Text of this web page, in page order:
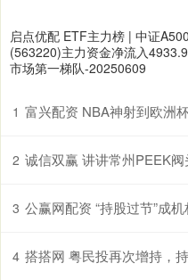
启点优配 ETF主力榜 | 中证
(563220)主力资金净流入
市场第一梯队-20250609
1 富兴配资 NBA神射到欧洲杯
2 诚信双赢 讲讲常州PEEK
3 公赢网配资 “持股过节”成
4 搭搭网 粤民投再次增持，持股